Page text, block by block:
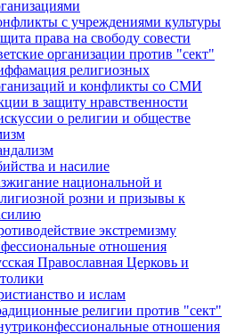
с учреждениями культуры
права на свободу совести
организации против "сект"
религиозных
и конфликты со СМИ
в защиту нравственности
о религии и обществе
и насилие
национальной и
розни и призывы к
экстремизму
отношения
Православная Церковь и
и ислам
религии против "сект"
отношения